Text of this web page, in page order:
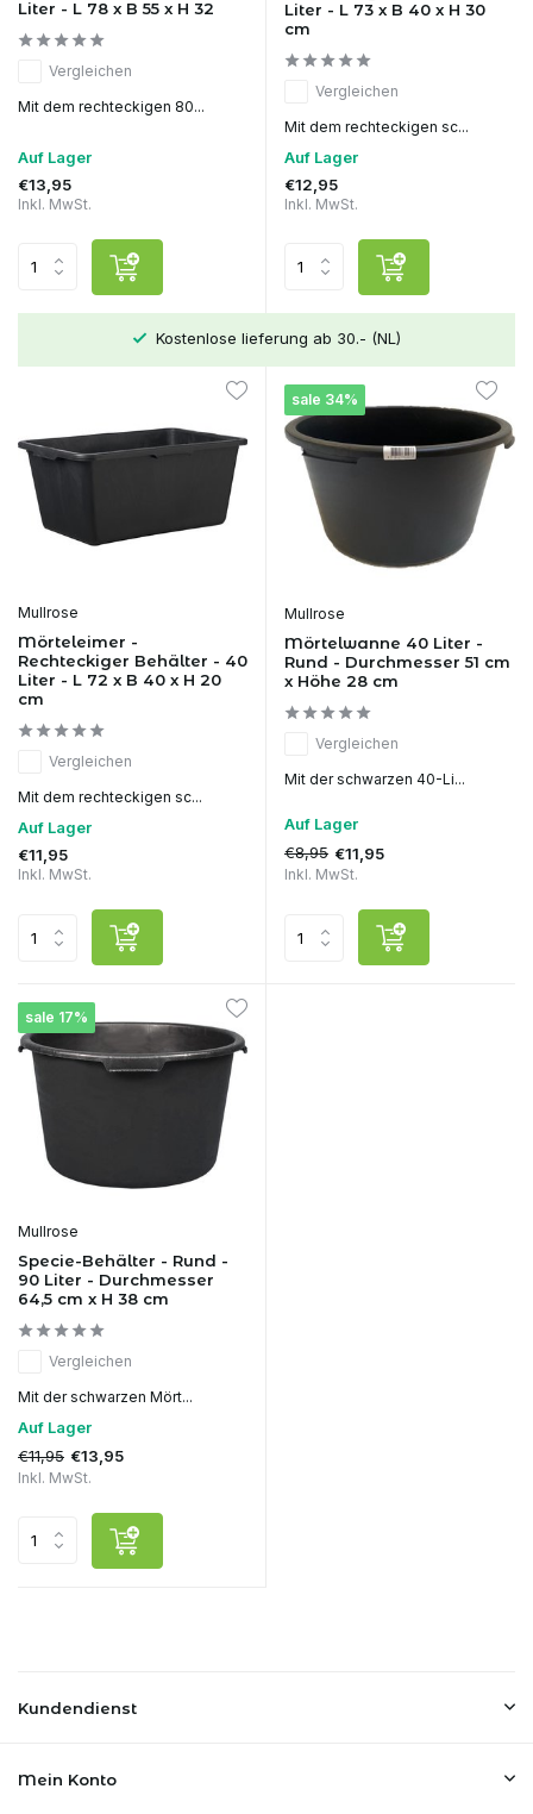
Liter - L 78 x B 55 x H 32
Vergleichen
Mit dem rechteckigen 80...
Auf Lager
€13,95
Inkl. MwSt.
Liter - L 73 x B 40 x H 30
cm
Vergleichen
Mit dem rechteckigen sc...
Auf Lager
€12,95
Inkl. MwSt.
Kostenlose lieferung ab 30.- (NL)
Mullrose
Mörteleimer -
Rechteckiger Behälter - 40
Liter - L 72 x B 40 x H 20
cm
Vergleichen
Mit dem rechteckigen sc...
Auf Lager
€11,95
Inkl. MwSt.
sale 34%
Mullrose
Mörtelwanne 40 Liter -
Rund - Durchmesser 51 cm
x Höhe 28 cm
Vergleichen
Mit der schwarzen 40-Li...
Auf Lager
€8,95 €11,95
Inkl. MwSt.
sale 17%
Mullrose
Specie-Behälter - Rund -
90 Liter - Durchmesser
64,5 cm x H 38 cm
Vergleichen
Mit der schwarzen Mört...
Auf Lager
€11,95 €13,95
Inkl. MwSt.
Kundendienst
Mein Konto